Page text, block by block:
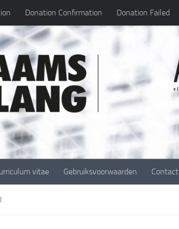
Donation Confirmation Donation Failed
vitae Gebruiksvoorwaarden Contact